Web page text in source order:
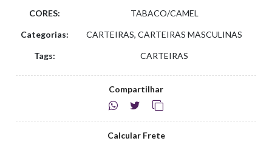
CORES: TABACO/CAMEL
Categorias: CARTEIRAS, CARTEIRAS MASCULINAS
Tags: CARTEIRAS
Compartilhar
Calcular Frete